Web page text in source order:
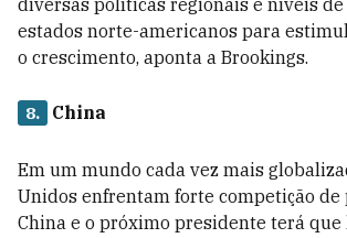
diversas políticas regionais e níveis
estados norte-americanos para
o crescimento, aponta a Brookings.
8. China
Em um mundo cada vez mais
Unidos enfrentam forte competição de
China e o próximo presidente terá